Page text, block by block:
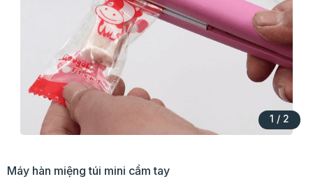
1 / 2
Máy hàn miệng túi mini cầm tay